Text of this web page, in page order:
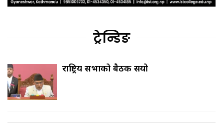
ट्रेन्डिङ
राष्ट्रिय सभाको बैठक सर्‍यो